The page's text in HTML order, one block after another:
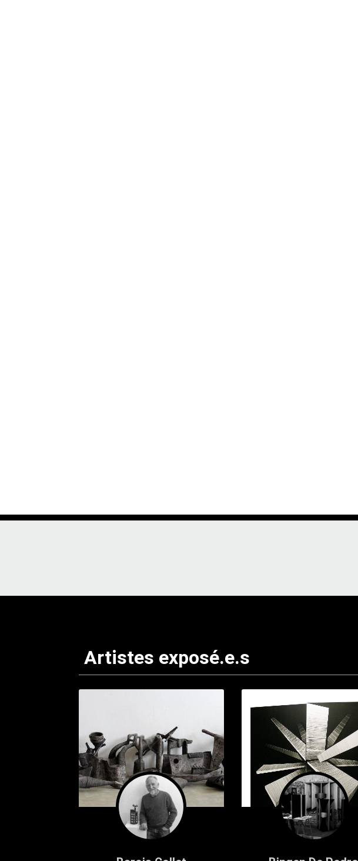
Artistes exposé.e.s